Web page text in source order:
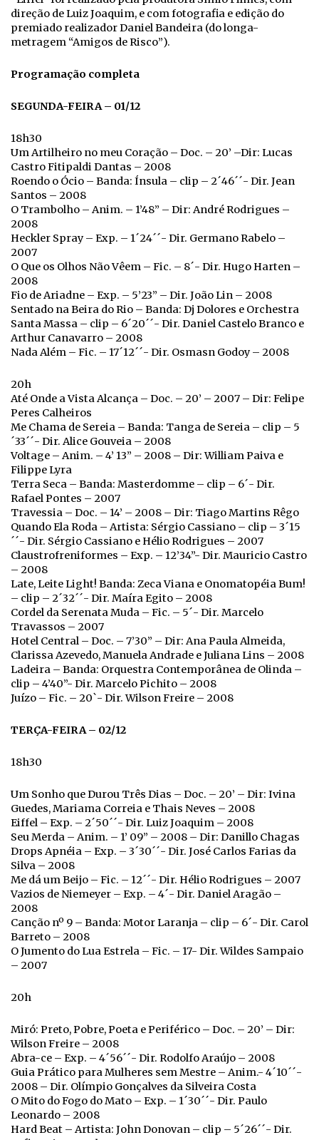
direção de Luiz Joaquim, e com fotografia e edição do
premiado realizador Daniel Bandeira (do longa-
metragem “Amigos de Risco”).
Programação completa
SEGUNDA-FEIRA – 01/12
18h30
Um Artilheiro no meu Coração – Doc. – 20’ –Dir: Lucas
Castro Fitipaldi Dantas – 2008
Roendo o Ócio – Banda: Ínsula – clip – 2´46´´- Dir. Jean
Santos – 2008
O Trambolho – Anim. – 1’48” – Dir: André Rodrigues –
2008
Heckler Spray – Exp. – 1´24´´- Dir. Germano Rabelo –
2007
O Que os Olhos Não Vêem – Fic. – 8´- Dir. Hugo Harten –
2008
Fio de Ariadne – Exp. – 5’23’’ – Dir. João Lin – 2008
Sentado na Beira do Rio – Banda: Dj Dolores e Orchestra
Santa Massa – clip – 6´20´´- Dir. Daniel Castelo Branco e
Arthur Canavarro – 2008
Nada Além – Fic. – 17´12´´- Dir. Osmasn Godoy – 2008
20h
Até Onde a Vista Alcança – Doc. – 20’ – 2007 – Dir: Felipe
Peres Calheiros
Me Chama de Sereia – Banda: Tanga de Sereia – clip – 5
´33´´- Dir. Alice Gouveia – 2008
Voltage – Anim. – 4’ 13” – 2008 – Dir: William Paiva e
Filippe Lyra
Terra Seca – Banda: Masterdomme – clip – 6´- Dir.
Rafael Pontes – 2007
Travessia – Doc. – 14’ – 2008 – Dir: Tiago Martins Rêgo
Quando Ela Roda – Artista: Sérgio Cassiano – clip – 3´15
´´- Dir. Sérgio Cassiano e Hélio Rodrigues – 2007
Claustrofreniformes – Exp. – 12’34”- Dir. Mauricio Castro
– 2008
Late, Leite Light! Banda: Zeca Viana e Onomatopéia Bum!
– clip – 2´32´´- Dir. Maíra Egito – 2008
Cordel da Serenata Muda – Fic. – 5´- Dir. Marcelo
Travassos – 2007
Hotel Central – Doc. – 7’30” – Dir: Ana Paula Almeida,
Clarissa Azevedo, Manuela Andrade e Juliana Lins – 2008
Ladeira – Banda: Orquestra Contemporânea de Olinda –
clip – 4’40”- Dir. Marcelo Pichito – 2008
Juízo – Fic. – 20`- Dir. Wilson Freire – 2008
TERÇA-FEIRA – 02/12
18h30
Um Sonho que Durou Três Dias – Doc. – 20’ – Dir: Ivina
Guedes, Mariama Correia e Thais Neves – 2008
Eiffel – Exp. – 2´50´´- Dir. Luiz Joaquim – 2008
Seu Merda – Anim. – 1’ 09” – 2008 – Dir: Danillo Chagas
Drops Apnéia – Exp. – 3´30´´- Dir. José Carlos Farias da
Silva – 2008
Me dá um Beijo – Fic. – 12´´- Dir. Hélio Rodrigues – 2007
Vazios de Niemeyer – Exp. – 4´- Dir. Daniel Aragão –
2008
Canção nº 9 – Banda: Motor Laranja – clip – 6´- Dir. Carol
Barreto – 2008
O Jumento do Lua Estrela – Fic. – 17- Dir. Wildes Sampaio
– 2007
20h
Miró: Preto, Pobre, Poeta e Periférico – Doc. – 20’ – Dir:
Wilson Freire – 2008
Abra-ce – Exp. – 4´56´´- Dir. Rodolfo Araújo – 2008
Guia Prático para Mulheres sem Mestre – Anim.- 4´10´´-
2008 – Dir. Olímpio Gonçalves da Silveira Costa
O Mito do Fogo do Mato – Exp. – 1´30´´- Dir. Paulo
Leonardo – 2008
Hard Beat – Artista: John Donovan – clip – 5´26´´- Dir.